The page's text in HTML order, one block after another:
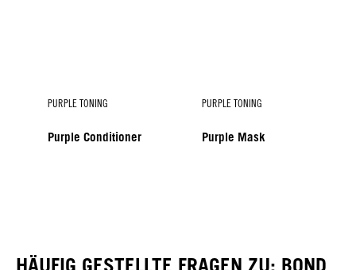
PURPLE TONING
Purple Conditioner
PURPLE TONING
Purple Mask